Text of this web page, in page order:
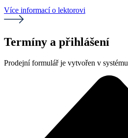
Více informací o lektorovi
Termíny a přihlášení
Prodejní formulář je vytvořen v systému